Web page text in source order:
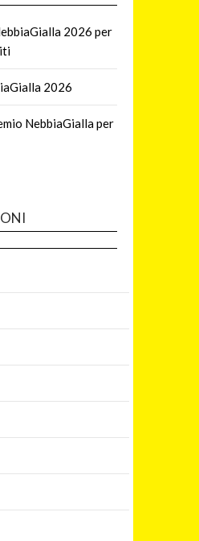
2026 per
2026
NebbiaGialla per